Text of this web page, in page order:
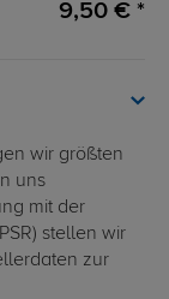
9,50 € *
wir größten
uns
mit der
stellen wir
zur